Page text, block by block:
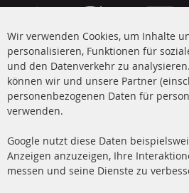
+49 (0) 4533 799 00 0
Mo-Do: 09-17 Uhr, Fr 09-16 Uhr
info@contra-automotive.de
facebook
instagram
Quick Links
Wir verwenden Cookies, um Inhalte
personalisieren, Funktionen für
und den Datenverkehr zu
können wir und unsere Partner
personenbezogenen Daten für
verwenden.
Google nutzt diese Daten
Anzeigen anzuzeigen, Ihre
messen und seine Dienste zu